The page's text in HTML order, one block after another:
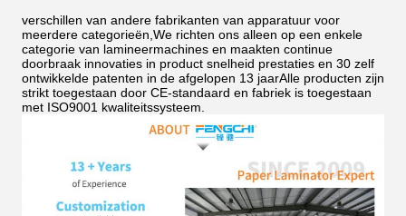
verschillen van andere fabrikanten van apparatuur voor
meerdere categorieën,We richten ons alleen op een enkele
categorie van lamineermachines en maakten continue
doorbraak innovaties in product snelheid prestaties en 30 zelf
ontwikkelde patenten in de afgelopen 13 jaarAlle producten zijn
strikt toegestaan door CE-standaard en fabriek is toegestaan
met ISO9001 kwaliteitssysteem.